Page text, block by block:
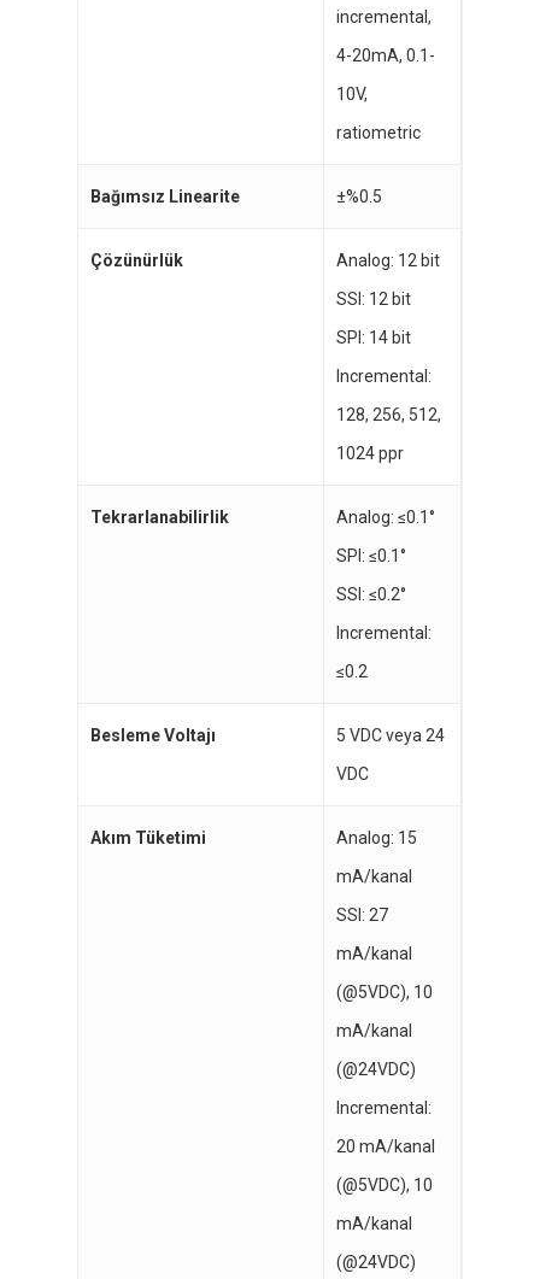
incremental,
4-20mA, 0.1-
10V,
ratiometric
Bağımsız Linearite ±%0.5
Çözünürlük
Analog: 12 bit
SSI: 12 bit
SPI: 14 bit
Incremental:
128, 256, 512,
1024 ppr
Tekrarlanabilirlik
Analog: ≤0.1°
SPI: ≤0.1°
SSI: ≤0.2°
Incremental:
≤0.2
Besleme Voltajı
5 VDC veya 24
VDC
Akım Tüketimi
Analog: 15
mA/kanal
SSI: 27
mA/kanal
(@5VDC), 10
mA/kanal
(@24VDC)
Incremental:
20 mA/kanal
(@5VDC), 10
mA/kanal
(@24VDC)